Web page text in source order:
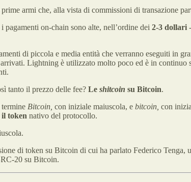
armi che, alla vista di commissioni di transazione
on-chain sono alte, nell’ordine dei 2-3 dollari
di piccola e media entità che verranno eseguiti in
Lightning è utilizzato molto poco ed è in
tanto il prezzo delle fee? Le shitcoin su Bitcoin.
Bitcoin, con iniziale maiuscola, e bitcoin, con
il token nativo del protocollo.
di token su Bitcoin di cui ha parlato Federico
20 su Bitcoin.